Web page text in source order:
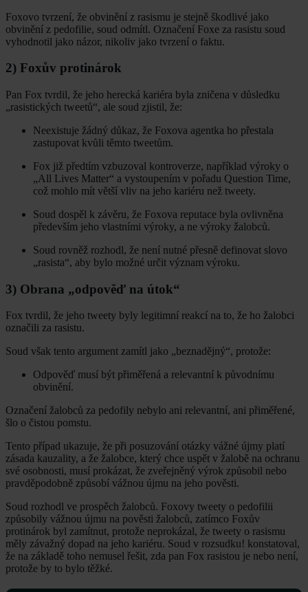
Foxovo tvrzení, že obvinění z rasismu je stejně škodlivé jako
obvinění z pedofilie, soud odmítl. Označení Foxe za rasistu soud
vyhodnotil jako názor, nikoliv jako tvrzení o faktu.
2) Foxův protinárok
Pan Fox tvrdil, že jeho herecká kariéra byla zničena v důsledku
„rasistických tweetů“, ale soud zjistil, že:
Neexistuje žádný důkaz, že Foxova agentka ho přestala
zastupovat kvůli těmto tweetům.
Fox již předtím vzbuzoval kontroverze, například výroky o
„All Lives Matter“ a vystoupením v pořadu Question Time,
což mohlo mít větší vliv na jeho kariéru než tweety.
Soud dospěl k závěru, že Foxova reputace byla ovlivněna
především jeho vlastními výroky, a ne výroky žalobců.
Soud rovněž rozhodl, že není nutné přesně definovat slovo
„rasista“, aby bylo možné určit význam výroku.
3) Obrana „odpověď na útok“
Fox tvrdil, že jeho tweety byly legitimní reakcí na to, že ho žalobci
označili za rasistu.
Soud však tento argument zamítl jako „beznadějný“, protože:
Odpověď musí být přiměřená a relevantní k původnímu
obvinění.
Označení žalobců za pedofily nebylo ani relevantní, ani přiměřené,
šlo o čistou pomstu.
Tento případ ukazuje, že při posuzování otázky vážné újmy platí
zásada kauzality, a že žalobce, který chce uspět v žalobě na ochranu
své osobnosti, musí prokázat, že zveřejněný výrok způsobil nebo
pravděpodobně způsobí vážnou újmu na jeho pověsti.
Soud rozhodl ve prospěch žalobců. Foxovy tweety o pedofilii
způsobily vážnou újmu na pověsti žalobců, zatímco Foxův
protinárok byl zamítnut, protože neprokázal, že tweety o rasismu
měly závažný dopad na jeho kariéru. Soud v rozsudku! konstatoval,
že na základě toho nemusel řešit, zda pan Fox rasistou je nebo není,
protože by to bylo těžké.